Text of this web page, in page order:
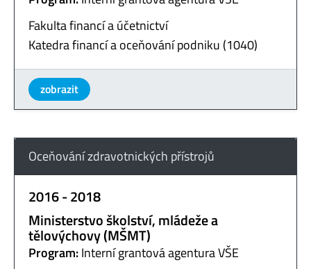
Fakulta financí a účetnictví
Katedra financí a oceňování podniku (1040)
zobrazit
Oceňování zdravotnických přístrojů
2016 - 2018
Ministerstvo školství, mládeže a
tělovýchovy (MŠMT)
Program:Interní grantová agentura VŠE